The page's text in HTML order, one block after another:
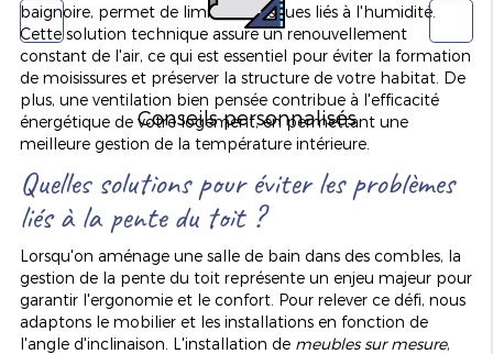
baignoire, permet de limiter les risques liés à l'humidité.
Cette solution technique assure un renouvellement
constant de l'air, ce qui est essentiel pour éviter la formation
de moisissures et préserver la structure de votre habitat. De
plus, une ventilation bien pensée contribue à l'efficacité
énergétique de votre logement, en permettant une
meilleure gestion de la température intérieure.
Quelles solutions pour éviter les problèmes
liés à la pente du toit ?
Lorsqu'on aménage une salle de bain dans des combles, la
gestion de la pente du toit représente un enjeu majeur pour
garantir l'ergonomie et le confort. Pour relever ce défi, nous
adaptons le mobilier et les installations en fonction de
l'angle d'inclinaison. L'installation de meubles sur mesure,
Conseils personnalisés
AMÉNAGEMENT DE SALLE
DE BAINS
RÉNOVATION DE SALLE DE
BAINS